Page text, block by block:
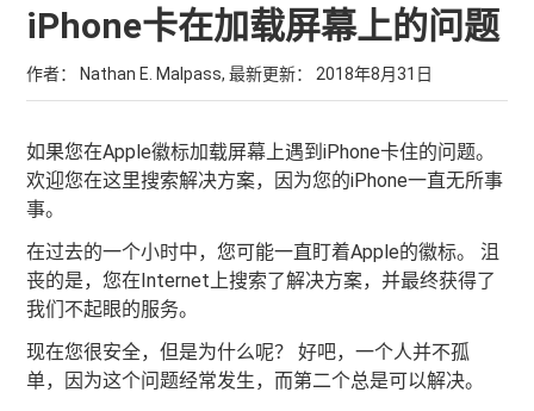
iPhone卡在加载屏幕上的问题
作者： Nathan E. Malpass, 最新更新： 2018年8月31日
如果您在Apple徽标加载屏幕上遇到iPhone卡住的问题。
欢迎您在这里搜索解决方案，因为您的iPhone一直无所事
事。
在过去的一个小时中，您可能一直盯着Apple的徽标。 沮
丧的是，您在Internet上搜索了解决方案，并最终获得了
我们不起眼的服务。
现在您很安全，但是为什么呢？ 好吧，一个人并不孤
单，因为这个问题经常发生，而第二个总是可以解决。